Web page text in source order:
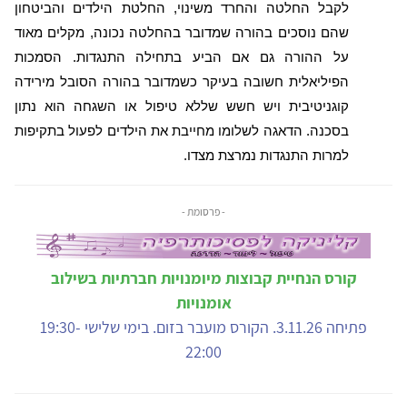
לקבל החלטה והחרד משינוי, החלטת הילדים והביטחון
שהם נוסכים בהורה שמדובר בהחלטה נכונה, מקלים מאוד
על ההורה גם אם הביע בתחילה התנגדות. הסמכות
הפיליאלית חשובה בעיקר כשמדובר בהורה הסובל מירידה
קוגניטיבית ויש חשש שללא טיפול או השגחה הוא נתון
בסכנה. הדאגה לשלומו מחייבת את הילדים לפעול בתקיפות
למרות התנגדות נמרצת מצדו.
- פרסומת -
קורס הנחיית קבוצות מיומנויות חברתיות בשילוב
אומנויות
פתיחה 3.11.26. הקורס מועבר בזום. בימי שלישי 19:30-
22:00